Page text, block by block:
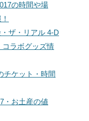
の時間や場
ザ・リアル 4-D
コラボグッズ情
チケット・時間
・お土産の値